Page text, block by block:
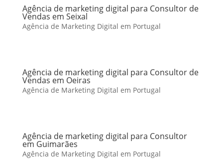
Agência de marketing digital para Consultor de
Vendas em Seixal
Agência de Marketing Digital em Portugal
Agência de marketing digital para Consultor de
Vendas em Oeiras
Agência de Marketing Digital em Portugal
Agência de marketing digital para Consultor
em Guimarães
Agência de Marketing Digital em Portugal